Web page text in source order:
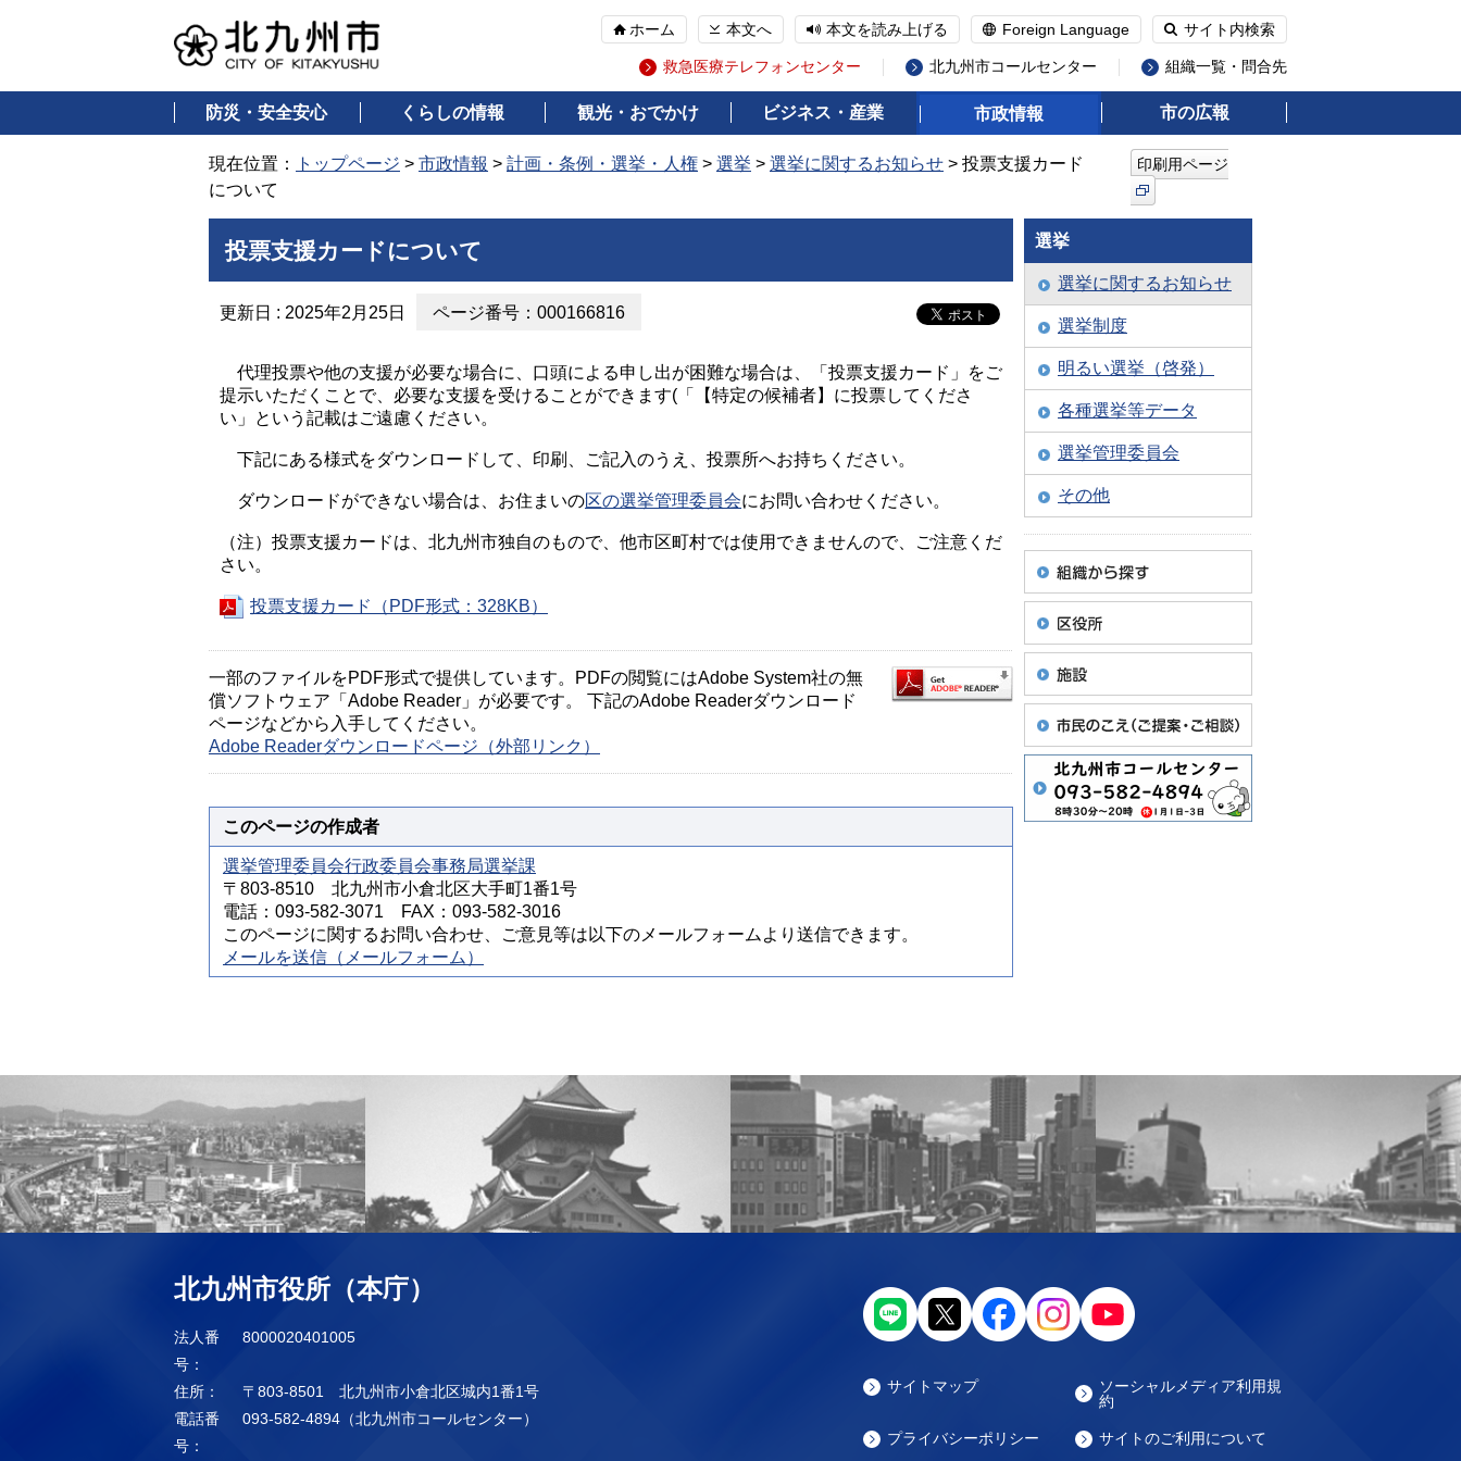
ホーム 本文へ 本文を読み上げる Foreign Language サイト内検索
救急医療テレフォンセンター 北九州市コールセンター 組織一覧・問合先
防災・安全安心 くらしの情報 観光・おでかけ ビジネス・産業 市政情報 市の広報
現在位置： トップページ > 市政情報 > 計画・条例・選挙・人権 > 選挙 > 選挙に関するお知らせ > 投票支援カード
について
印刷用ページ
投票支援カードについて
更新日 : 2025年2月25日 ページ番号：000166816
代理投票や他の支援が必要な場合に、口頭による申し出が困難な場合は、「投票支援カード」をご
提示いただくことで、必要な支援を受けることができます(「【特定の候補者】に投票してくださ
い」という記載はご遠慮ください。
下記にある様式をダウンロードして、印刷、ご記入のうえ、投票所へお持ちください。
ダウンロードができない場合は、お住まいの区の選挙管理委員会にお問い合わせください。
（注）投票支援カードは、北九州市独自のもので、他市区町村では使用できませんので、ご注意くだ
さい。
投票支援カード（PDF形式：328KB）
一部のファイルをPDF形式で提供しています。PDFの閲覧にはAdobe System社の無
償ソフトウェア「Adobe Reader」が必要です。 下記のAdobe Readerダウンロード
ページなどから入手してください。
Adobe Readerダウンロードページ（外部リンク）
このページの作成者
選挙管理委員会行政委員会事務局選挙課
〒803-8510 北九州市小倉北区大手町1番1号
電話：093-582-3071 FAX：093-582-3016
このページに関するお問い合わせ、ご意見等は以下のメールフォームより送信できます。
メールを送信（メールフォーム）
選挙
選挙に関するお知らせ
選挙制度
明るい選挙（啓発）
各種選挙等データ
選挙管理委員会
その他
北九州市役所（本庁）
法人番
号：
8000020401005
住所：
〒803-8501 北九州市小倉北区城内1番1号
電話番
号：
093-582-4894（北九州市コールセンター）
サイトマップ
ソーシャルメディア利用規
約
プライバシーポリシー サイトのご利用について